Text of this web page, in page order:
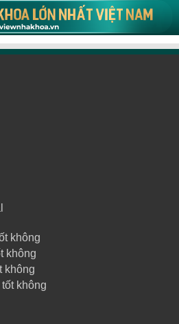
không
không
không
không